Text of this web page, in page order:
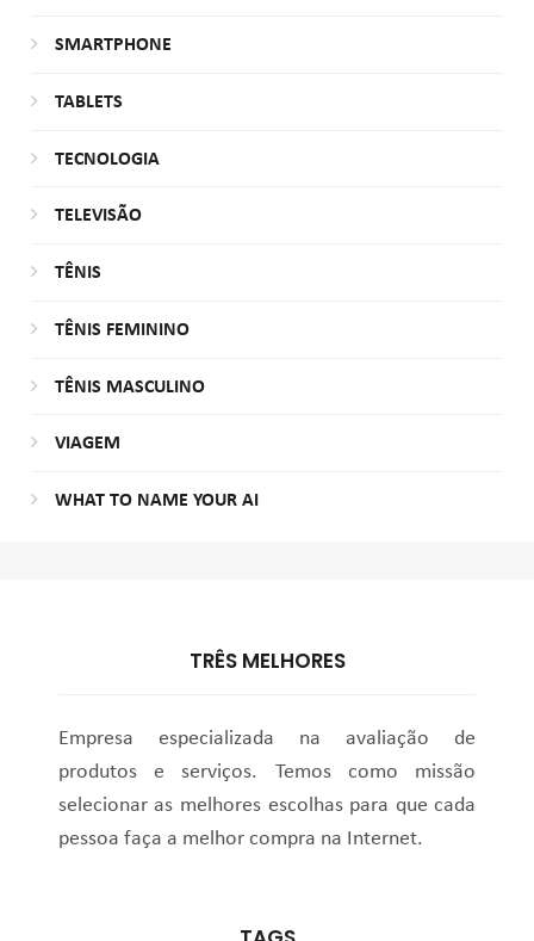
SMARTPHONE
TABLETS
TECNOLOGIA
TELEVISÃO
TÊNIS
TÊNIS FEMININO
TÊNIS MASCULINO
VIAGEM
WHAT TO NAME YOUR AI
TRÊS MELHORES
Empresa especializada na avaliação de
produtos e serviços. Temos como missão
selecionar as melhores escolhas para que cada
pessoa faça a melhor compra na Internet.